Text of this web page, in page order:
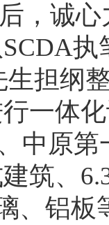
，诚
生担纲
一体
中原
筑、
、铝板